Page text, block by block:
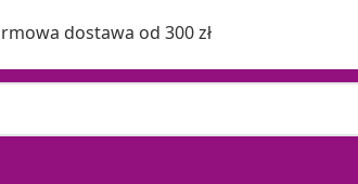
Darmowa dostawa od 300 zł